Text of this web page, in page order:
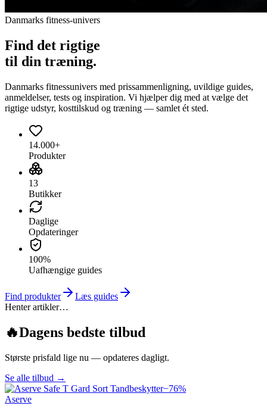
Danmarks fitness-univers
Find det rigtige
til din træning.
Danmarks fitnessunivers med prissammenligning, uvildige guides,
anmeldelser, tests og inspiration. Vi hjælper dig med at vælge det
rigtige udstyr, kosttilskud og træning — samlet ét sted.
14.000+
Produkter
13
Butikker
Daglige
Opdateringer
100%
Uafhængige guides
Find produkter
Læs guides
Henter artikler…
🔥Dagens bedste tilbud
Største prisfald lige nu — opdateres dagligt.
Se alle tilbud →
−76%
Aserve